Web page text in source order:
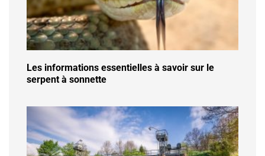
Les informations essentielles à savoir sur le
serpent à sonnette